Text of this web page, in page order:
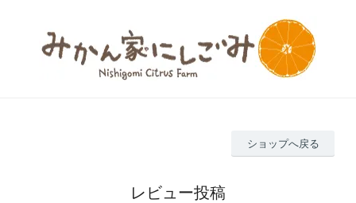
ショップへ戻る
レビュー投稿